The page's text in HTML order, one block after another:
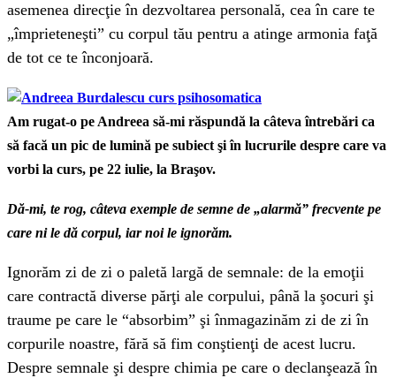
asemenea direcţie în dezvoltarea personală, cea în care te
„împrieteneşti” cu corpul tău pentru a atinge armonia faţă
de tot ce te înconjoară.
Am rugat-o pe Andreea să-mi răspundă la câteva întrebări ca
să facă un pic de lumină pe subiect şi în lucrurile despre care va
vorbi la curs, pe 22 iulie, la Braşov.
Dă-mi, te rog, câteva exemple de semne de „alarmă” frecvente pe
care ni le dă corpul, iar noi le ignorăm.
Ignorăm zi de zi o paletă largă de semnale: de la emoţii
care contractă diverse părţi ale corpului, până la şocuri şi
traume pe care le “absorbim” şi înmagazinăm zi de zi în
corpurile noastre, fără să fim conştienţi de acest lucru.
Despre semnale şi despre chimia pe care o declanşează în